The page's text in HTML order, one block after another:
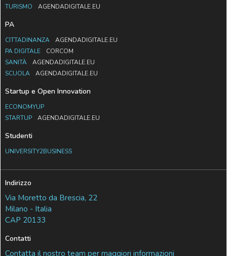
TURISMO
AGENDADIGITALE.EU
PA
CITTADINANZA
AGENDADIGITALE.EU
PA DIGITALE
CORCOM
SANITÀ
AGENDADIGITALE.EU
SCUOLA
AGENDADIGITALE.EU
Startup e Open Innovation
ECONOMYUP
STARTUP
AGENDADIGITALE.EU
Studenti
UNIVERSITY2BUSINESS
Indirizzo
Via Moretto da Brescia, 22
Milano - Italia
CAP 20133
Contatti
Contatta il nostro team per maggiori informazioni